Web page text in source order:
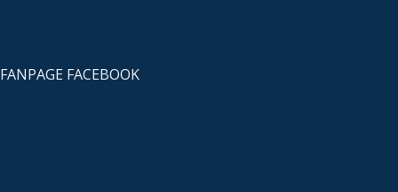
FANPAGE FACEBOOK